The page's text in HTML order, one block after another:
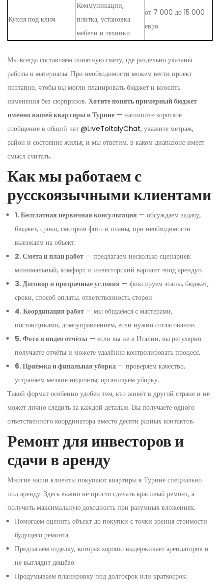
Кухня под ключ
Коммуникации,
плитка, установка
мебели и техники
от 7 000 до 15 000
евро
Мы всегда составляем понятную смету, где раздельно указаны
работы и материалы. При необходимости можем вести проект
поэтапно, чтобы вы могли планировать бюджет и вносить
изменения без сюрпризов. Хотите понять примерный бюджет
именно вашей квартиры в Турине — напишите короткое
сообщение в общий чат @LiveToItalyChat, укажите метраж,
район и состояние жилья, и мы ответим, в каком диапазоне имеет
смысл считать.
Как мы работаем с
русскоязычными клиентами
1. Бесплатная первичная консультация — обсуждаем задачу,
бюджет, сроки, смотрим фото и планы, при необходимости
выезжаем на объект.
2. Смета и план работ — предлагаем несколько сценариев:
минимальный, комфорт и инвесторский вариант «под аренду».
3. Договор и прозрачные условия — фиксируем этапы, бюджет,
сроки, способ оплаты, ответственность сторон.
4. Координация работ — мы общаемся с мастерами,
поставщиками, домоуправлением, если нужно согласование.
5. Фото и видео отчёты — если вы не в Италии, вы регулярно
получаете отчёты и можете удалённо контролировать процесс.
6. Приёмка и финальная уборка — проверяем качество,
устраняем мелкие недочёты, организуем уборку.
Такой формат особенно удобен тем, кто живёт в другой стране и не
может лично следить за каждой деталью. Вы получаете одного
ответственного координатора вместо десяти разных контактов.
Ремонт для инвесторов и
сдачи в аренду
Многие наши клиенты покупают квартиры в Турине специально
под аренду. Здесь важно не просто сделать красивый ремонт, а
получить максимальную доходность при разумных вложениях.
Помогаем оценить объект до покупки с точки зрения стоимости
будущего ремонта.
Предлагаем отделку, которая хорошо выдерживает арендаторов и
не выглядит дешёво.
Продумываем планировку под долгосрок или краткосрок: